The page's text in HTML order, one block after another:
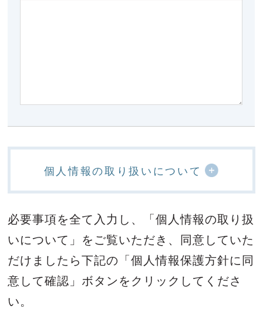
個人情報の取り扱いについて
必要事項を全て入力し、「個人情報の取り扱
いについて」をご覧いただき、 同意していた
だけましたら下記の「個人情報保護方針に同
意して確認」ボタンをクリックしてくださ
い。